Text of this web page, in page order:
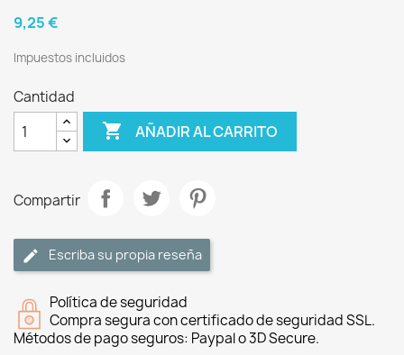
9,25 €
Impuestos incluidos
Cantidad
 AÑADIR AL CARRITO
Compartir
Escriba su propia reseña
Política de seguridad
Compra segura con certificado de seguridad SSL.
Métodos de pago seguros: Paypal o 3D Secure.